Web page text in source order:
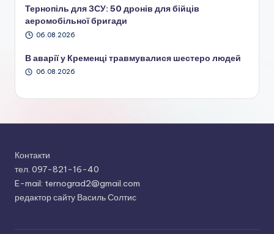
Тернопіль для ЗСУ: 50 дронів для бійців
аеромобільної бригади
06.08.2026
В аварії у Кременці травмувалися шестеро людей
06.08.2026
Контакти
тел. 097-821-16-40
E-mail: ternograd2@gmail.com
редактор сайту Василь Солтис